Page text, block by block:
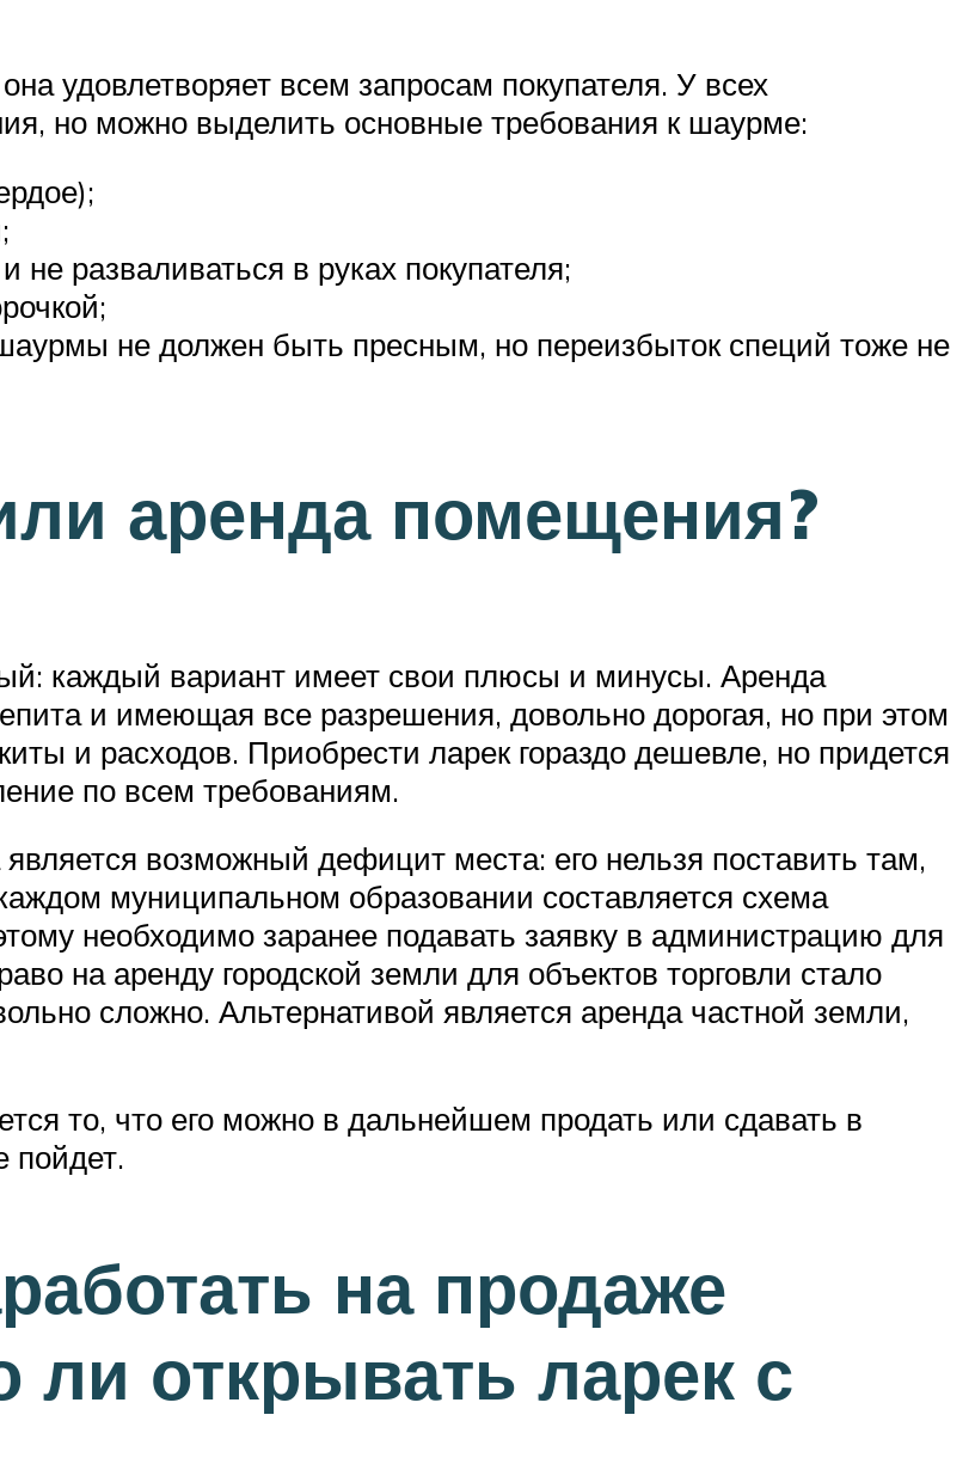
удовлетворяет всем запросам покупателя. У всех
но можно выделить основные требования к шаурме:
разваливаться в руках покупателя;
не должен быть пресным, но переизбыток специй тоже не
аренда помещения?
каждый вариант имеет свои плюсы и минусы. Аренда
и имеющая все разрешения, довольно дорогая, но при этом
и расходов. Приобрести ларек гораздо дешевле, но придется
по всем требованиям.
возможный дефицит места: его нельзя поставить там,
муниципальном образовании составляется схема
необходимо заранее подавать заявку в администрацию для
на аренду городской земли для объектов торговли стало
сложно. Альтернативой является аренда частной земли,
то, что его можно в дальнейшем продать или сдавать в
пойдет.
на продаже
открывать ларек с